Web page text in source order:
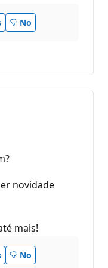
No
novidade
mais!
No